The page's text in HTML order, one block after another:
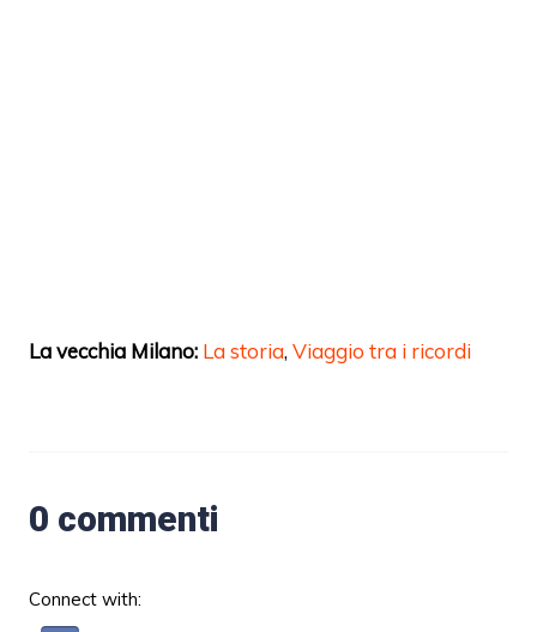
La vecchia Milano: La storia, Viaggio tra i ricordi
0 commenti
Connect with: